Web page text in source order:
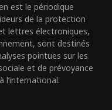
est le périodique
de la protection
lettres électroniques,
sont destinés
pointues sur les
et de prévoyance
l’international.